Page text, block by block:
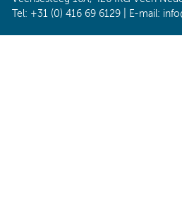
Tel: +31 (0) 416 69 6129 | E-mail: